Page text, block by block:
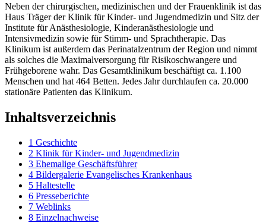
Neben der chirurgischen, medizinischen und der Frauenklinik ist das
Haus Träger der Klinik für Kinder- und Jugendmedizin und Sitz der
Institute für Anästhesiologie, Kinderanästhesiologie und
Intensivmedizin sowie für Stimm- und Sprachtherapie. Das
Klinikum ist außerdem das Perinatalzentrum der Region und nimmt
als solches die Maximalversorgung für Risikoschwangere und
Frühgeborene wahr. Das Gesamtklinikum beschäftigt ca. 1.100
Menschen und hat 464 Betten. Jedes Jahr durchlaufen ca. 20.000
stationäre Patienten das Klinikum.
Inhaltsverzeichnis
1 Geschichte
2 Klinik für Kinder- und Jugendmedizin
3 Ehemalige Geschäftsführer
4 Bildergalerie Evangelisches Krankenhaus
5 Haltestelle
6 Presseberichte
7 Weblinks
8 Einzelnachweise